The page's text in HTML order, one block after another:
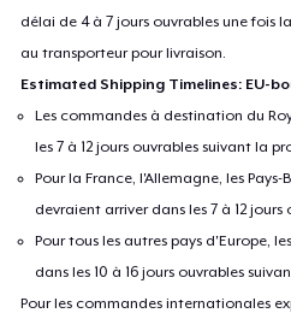
délai de 4 à 7 jours ouvrables une fois
au transporteur pour livraison.
Estimated Shipping Timelines: EU-
Les commandes à destination du
les 7 à 12 jours ouvrables suivant la
Pour la France, l'Allemagne, les
devraient arriver dans les 7 à 12
Pour tous les autres pays d'Europe,
dans les 10 à 16 jours ouvrables
Pour les commandes internationales